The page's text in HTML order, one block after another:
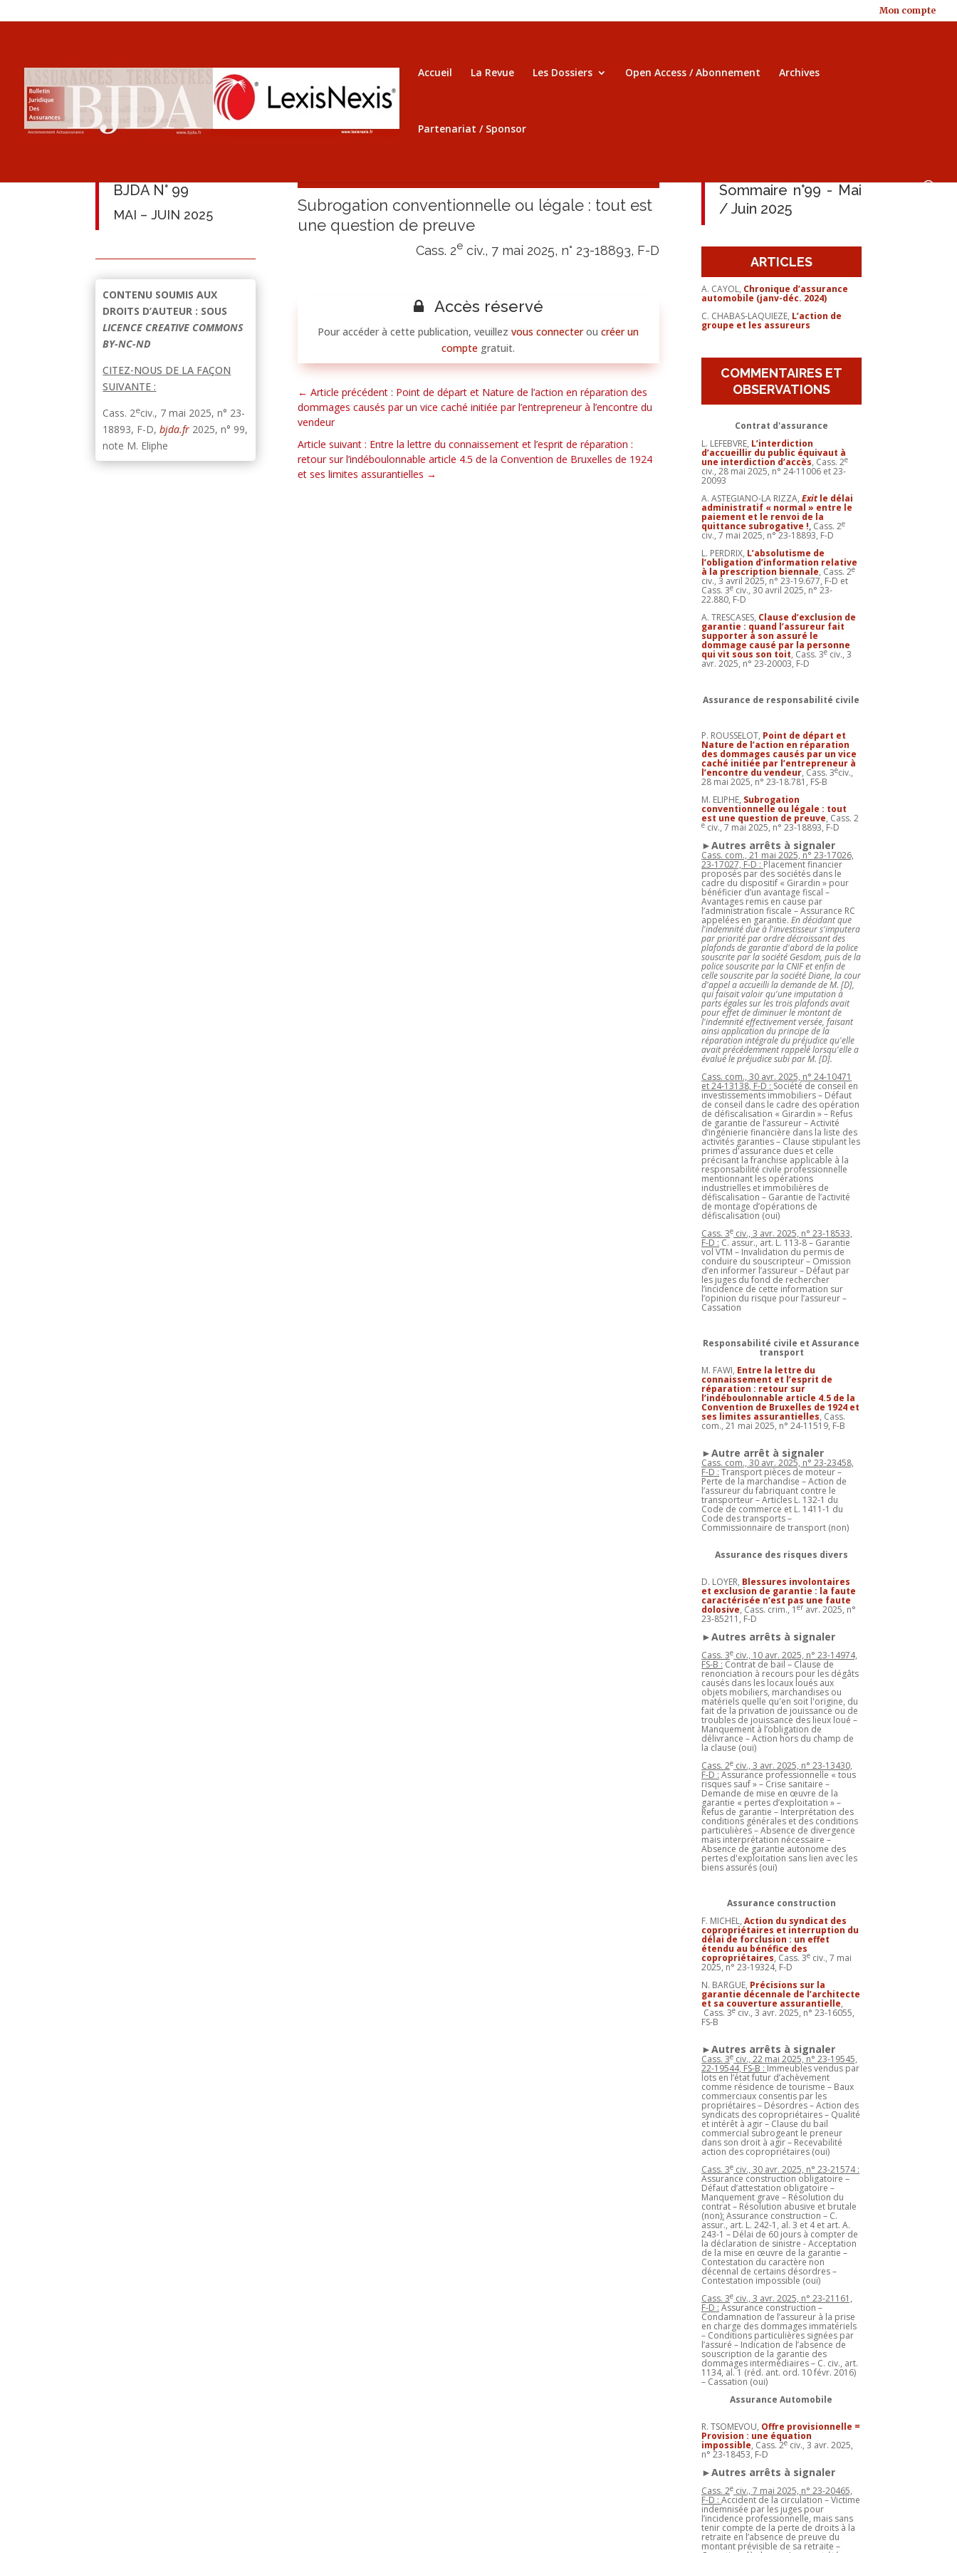
Mon compte
Accueil La Revue Les Dossiers Open Access / Abonnement Archives
Partenariat / Sponsor
BJDA N° 99
MAI – JUIN 2025
CONTENU SOUMIS AUX
DROITS D’AUTEUR : SOUS
LICENCE CREATIVE COMMONS
BY-NC-ND
CITEZ-NOUS DE LA FAÇON
SUIVANTE :
Cass. 2eciv., 7 mai 2025, n° 23-
18893, F-D,bjda.fr 2025, n° 99,
note M. Eliphe
Subrogation conventionnelle ou légale : tout est
une question de preuve
Cass. 2eciv., 7 mai 2025, n° 23-18893, F-D
Accès réservé
Pour accéder à cette publication, veuillezvous connecteroucréer un
compte gratuit.
← Article précédent : Point de départ et Nature de l’action en réparation des
dommages causés par un vice caché initiée par l’entrepreneur à l’encontre du
vendeur
Article suivant : Entre la lettre du connaissement et l’esprit de réparation :
retour sur l’indéboulonnable article 4.5 de la Convention de Bruxelles de 1924
et ses limites assurantielles →
Sommaire n°99 - Mai
/ Juin 2025
ARTICLES
A. CAYOL, Chronique d’assurance
automobile (janv-déc. 2024)
C. CHABAS-LAQUIEZE, L’action de
groupe et les assureurs
COMMENTAIRES ET
OBSERVATIONS
Contrat d'assurance
L. LEFEBVRE, L’interdiction
d’accueillir du public équivaut à
une interdiction d’accès, Cass. 2e
civ., 28 mai 2025, n° 24-11006 et 23-
20093
A. ASTEGIANO-LA RIZZA,Exit le délai
administratif « normal » entre le
paiement et le renvoi de la
quittance subrogative !, Cass. 2e
civ., 7 mai 2025, n° 23-18893, F-D
L. PERDRIX, L’absolutisme de
l’obligation d’information relative
à la prescription biennale, Cass. 2e
civ., 3 avril 2025, n° 23-19.677, F-D et
Cass. 3e civ., 30 avril 2025, n° 23-
22.880, F-D
A. TRESCASES, Clause d’exclusion de
garantie : quand l’assureur fait
supporter à son assuré le
dommage causé par la personne
qui vit sous son toit, Cass. 3e civ., 3
avr. 2025, n° 23-20003, F-D
Assurance de responsabilité civile
P. ROUSSELOT, Point de départ et
Nature de l’action en réparation
des dommages causés par un vice
caché initiée par l’entrepreneur à
l’encontre du vendeur, Cass. 3eciv.,
28 mai 2025, n° 23-18.781, FS-B
M. ELIPHE, Subrogation
conventionnelle ou légale : tout
est une question de preuve, Cass. 2
e civ., 7 mai 2025, n° 23-18893, F-D
►Autres arrêts à signaler
Cass. com., 21 mai 2025, n° 23-17026,
23-17027, F-D : Placement financier
proposés par des sociétés dans le
cadre du dispositif « Girardin » pour
bénéficier d’un avantage fiscal –
Avantages remis en cause par
l’administration fiscale – Assurance RC
appelées en garantie.En décidant que
l'indemnité due à l'investisseur s'imputera
par priorité par ordre décroissant des
plafonds de garantie d'abord de la police
souscrite par la société Gesdom, puis de la
police souscrite par la CNIF et enfin de
celle souscrite par la société Diane, la cour
d'appel a accueilli la demande de M. [D],
qui faisait valoir qu'une imputation à
parts égales sur les trois plafonds avait
pour effet de diminuer le montant de
l'indemnité effectivement versée, faisant
ainsi application du principe de la
réparation intégrale du préjudice qu'elle
avait précédemment rappelé lorsqu'elle a
évalué le préjudice subi par M. [D].
Cass. com., 30 avr. 2025, n° 24-10471
et 24-13138, F-D : Société de conseil en
investissements immobiliers – Défaut
de conseil dans le cadre des opération
de défiscalisation « Girardin » – Refus
de garantie de l’assureur – Activité
d’ingénierie financière dans la liste des
activités garanties – Clause stipulant les
primes d'assurance dues et celle
précisant la franchise applicable à la
responsabilité civile professionnelle
mentionnant les opérations
industrielles et immobilières de
défiscalisation – Garantie de l’activité
de montage d’opérations de
défiscalisation (oui)
Cass. 3e civ., 3 avr. 2025, n° 23-18533,
F-D : C. assur., art. L. 113-8 – Garantie
vol VTM – Invalidation du permis de
conduire du souscripteur – Omission
d’en informer l’assureur – Défaut par
les juges du fond de rechercher
l’incidence de cette information sur
l’opinion du risque pour l’assureur –
Cassation
Responsabilité civile et Assurance
transport
M. FAWI, Entre la lettre du
connaissement et l’esprit de
réparation : retour sur
l’indéboulonnable article 4.5 de la
Convention de Bruxelles de 1924 et
ses limites assurantielles, Cass.
com., 21 mai 2025, n° 24-11519, F-B
►Autre arrêt à signaler
Cass. com., 30 avr. 2025, n° 23-23458,
F-D : Transport pièces de moteur –
Perte de la marchandise – Action de
l’assureur du fabriquant contre le
transporteur – Articles L. 132-1 du
Code de commerce et L. 1411-1 du
Code des transports –
Commissionnaire de transport (non)
Assurance des risques divers
D. LOYER, Blessures involontaires
et exclusion de garantie : la faute
caractérisée n’est pas une faute
dolosive, Cass. crim., 1er avr. 2025, n°
23-85211, F-D
►Autres arrêts à signaler
Cass. 3e civ., 10 avr. 2025, n° 23-14974,
FS-B : Contrat de bail – Clause de
renonciation à recours pour les dégâts
causés dans les locaux loués aux
objets mobiliers, marchandises ou
matériels quelle qu'en soit l'origine, du
fait de la privation de jouissance ou de
troubles de jouissance des lieux loué –
Manquement à l’obligation de
délivrance – Action hors du champ de
la clause (oui)
Cass. 2e civ., 3 avr. 2025, n° 23-13430,
F-D : Assurance professionnelle « tous
risques sauf » – Crise sanitaire –
Demande de mise en œuvre de la
garantie « pertes d’exploitation » –
Refus de garantie – Interprétation des
conditions générales et des conditions
particulières – Absence de divergence
mais interprétation nécessaire –
Absence de garantie autonome des
pertes d'exploitation sans lien avec les
biens assurés (oui)
Assurance construction
F. MICHEL,Action du syndicat des
copropriétaires et interruption du
délai de forclusion : un effet
étendu au bénéfice des
copropriétaires, Cass. 3e civ., 7 mai
2025, n° 23-19324, F-D
N. BARGUE, Précisions sur la
garantie décennale de l’architecte
et sa couverture assurantielle,
Cass. 3e civ., 3 avr. 2025, n° 23-16055,
FS-B
►Autres arrêts à signaler
Cass. 3e civ., 22 mai 2025, n° 23-19545,
22-19544, FS-B : Immeubles vendus par
lots en l’état futur d’achèvement
comme résidence de tourisme – Baux
commerciaux consentis par les
propriétaires – Désordres – Action des
syndicats des copropriétaires – Qualité
et intérêt à agir – Clause du bail
commercial subrogeant le preneur
dans son droit à agir – Recevabilité
action des copropriétaires (oui)
Cass. 3e civ., 30 avr. 2025, n° 23-21574 :
Assurance construction obligatoire –
Défaut d’attestation obligatoire –
Manquement grave – Résolution du
contrat – Résolution abusive et brutale
(non): Assurance construction – C.
assur., art. L. 242-1, al. 3 et 4 et art. A.
243-1 – Délai de 60 jours à compter de
la déclaration de sinistre - Acceptation
de la mise en œuvre de la garantie –
Contestation du caractère non
décennal de certains désordres –
Contestation impossible (oui)
Cass. 3e civ., 3 avr. 2025, n° 23-21161,
F-D : Assurance construction –
Condamnation de l’assureur à la prise
en charge des dommages immatériels
– Conditions particulières signées par
l’assuré – Indication de l’absence de
souscription de la garantie des
dommages intermédiaires – C. civ., art.
1134, al. 1 (réd. ant. ord. 10 févr. 2016)
– Cassation (oui)
Assurance Automobile
R. TSOMEVOU, Offre provisionnelle =
Provision : une équation
impossible, Cass. 2e civ., 3 avr. 2025,
n° 23-18453, F-D
►Autres arrêts à signaler
Cass. 2e civ., 7 mai 2025, n° 23-20465,
F-D :Accident de la circulation – Victime
indemnisée par les juges pour
l’incidence professionnelle, mais sans
tenir compte de la perte de droits à la
retraite en l’absence de preuve du
montant prévisible de sa retraite –